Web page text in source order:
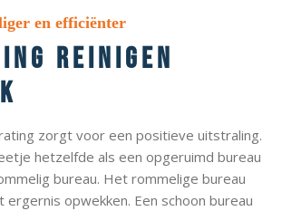
en efficiënter
reinigen
zorgt voor een positieve uitstraling.
hetzelfde als een opgeruimd bureau
bureau. Het rommelige bureau
ergernis opwekken. Een schoon bureau